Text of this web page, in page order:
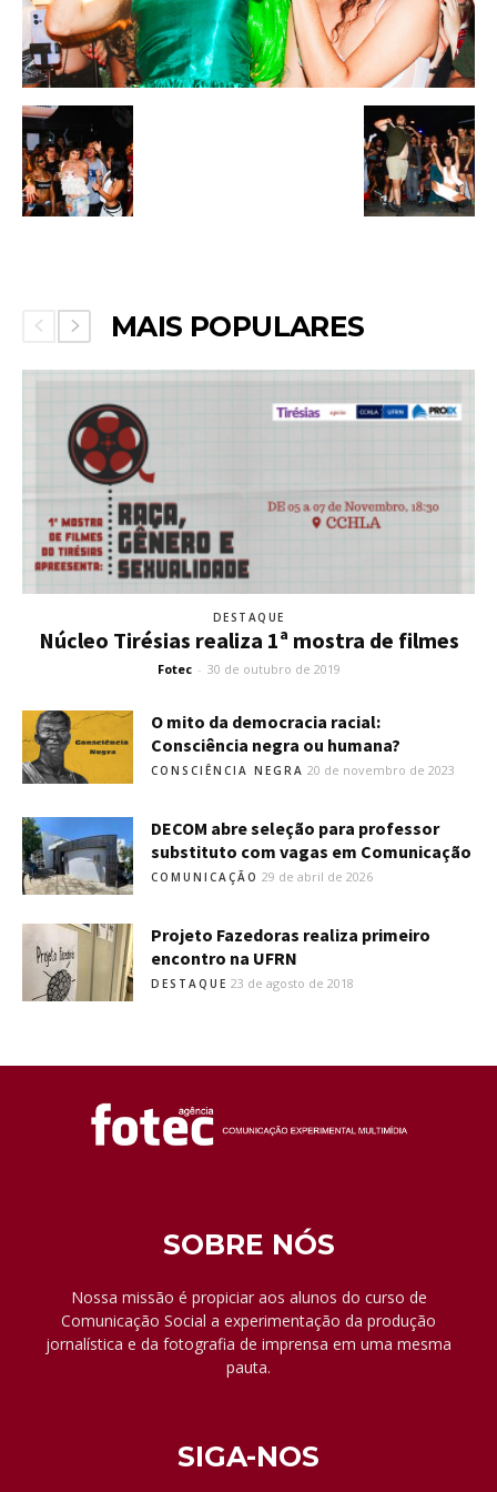
MAIS POPULARES
DESTAQUE
Núcleo Tirésias realiza 1ª mostra de filmes
Fotec - 30 de outubro de 2019
O mito da democracia racial:
Consciência negra ou humana?
CONSCIÊNCIA NEGRA 20 de novembro de 2023
DECOM abre seleção para professor
substituto com vagas em Comunicação
COMUNICAÇÃO 29 de abril de 2026
Projeto Fazedoras realiza primeiro
encontro na UFRN
DESTAQUE 23 de agosto de 2018
SOBRE NÓS
Nossa missão é propiciar aos alunos do curso de
Comunicação Social a experimentação da produção
jornalística e da fotografia de imprensa em uma mesma
pauta.
SIGA-NOS